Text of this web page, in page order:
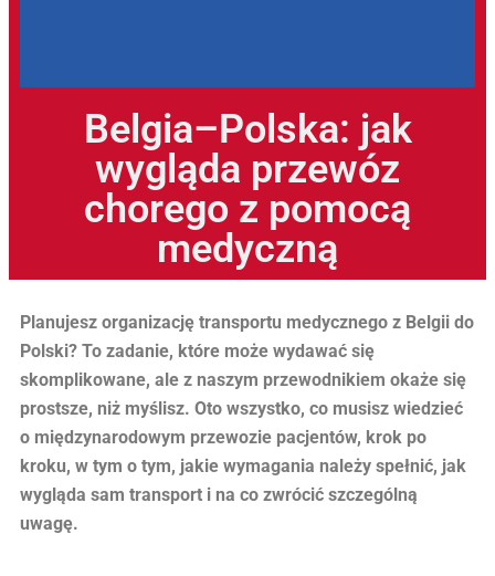
Belgia–Polska: jak
wygląda przewóz
chorego z pomocą
medyczną
Planujesz organizację transportu medycznego z Belgii do
Polski? To zadanie, które może wydawać się
skomplikowane, ale z naszym przewodnikiem okaże się
prostsze, niż myślisz. Oto wszystko, co musisz wiedzieć
o międzynarodowym przewozie pacjentów, krok po
kroku, w tym o tym, jakie wymagania należy spełnić, jak
wygląda sam transport i na co zwrócić szczególną
uwagę.